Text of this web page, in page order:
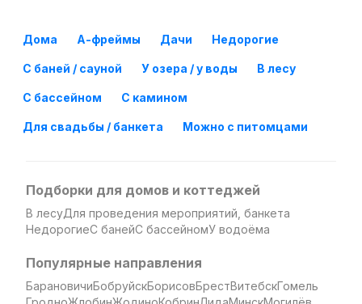
Дома А-фреймы Дачи Недорогие
С баней / сауной У озера / у воды В лесу
С бассейном С камином
Для свадьбы / банкета Можно с питомцами
Подборки для домов и коттеджей
В лесуДля проведения мероприятий, банкета
НедорогиеС банейС бассейномУ водоёма
Популярные направления
БарановичиБобруйскБорисовБрестВитебскГомель